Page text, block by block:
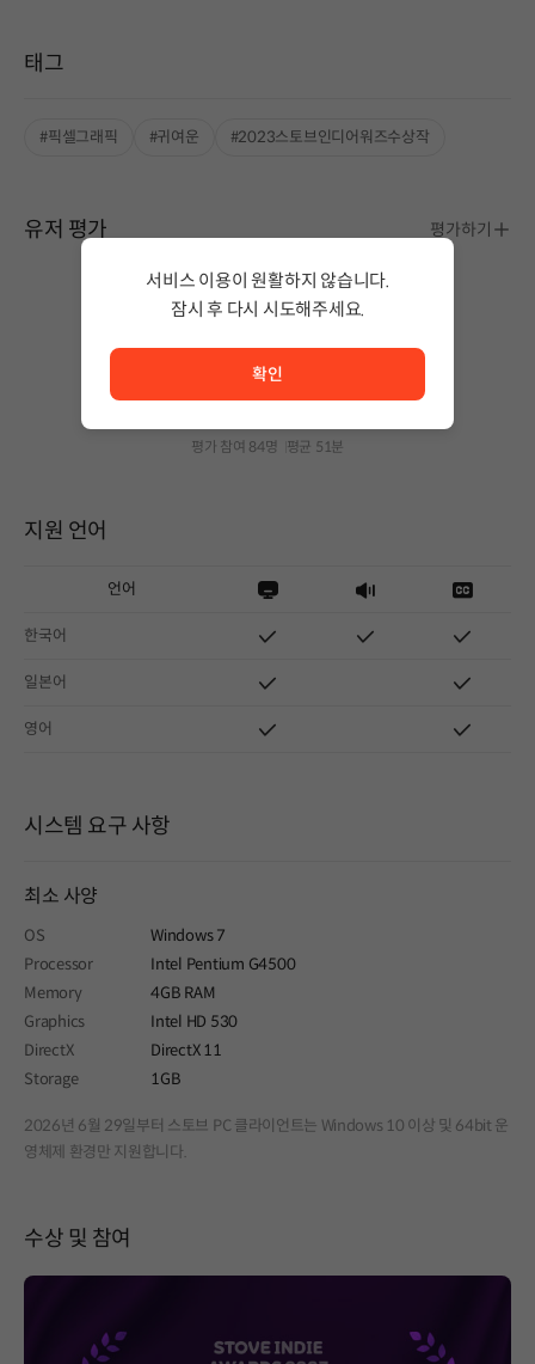
태그
#픽셀그래픽 #귀여운 #2023스토브인디어워즈수상작
유저 평가 평가하기
추천해요
평가 참여 84명 평균 51분
지원 언어
언어
한국어
일본어
영어
시스템 요구 사항
최소 사양
OS
Windows 7
Processor
Intel Pentium G4500
Memory
4GB RAM
Graphics
Intel HD 530
DirectX
DirectX 11
Storage
1GB
2026년 6월 29일부터 스토브 PC 클라이언트는 Windows 10 이상 및 64bit 운
영체제 환경만 지원합니다.
수상 및 참여
페이지 이동
서비스 이용이 원활하지 않습니다.
잠시 후 다시 시도해주세요.
확인